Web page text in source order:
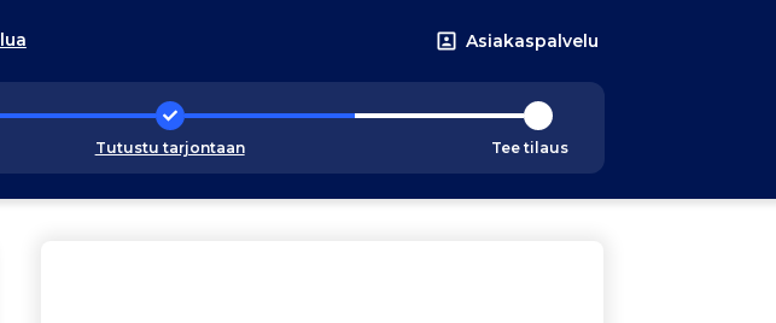
Asiakaspalvelu
Tutustu tarjontaan Tee tilaus